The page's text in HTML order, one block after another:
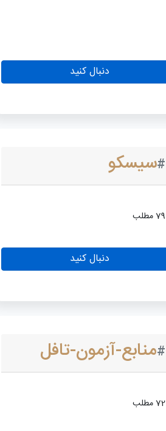
دنبال کنید
#سیسکو
79 مطلب
دنبال کنید
#منابع-آزمون-تافل
72 مطلب